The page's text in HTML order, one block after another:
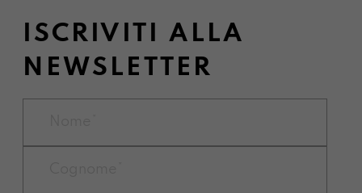
ISCRIVITI ALLA
NEWSLETTER